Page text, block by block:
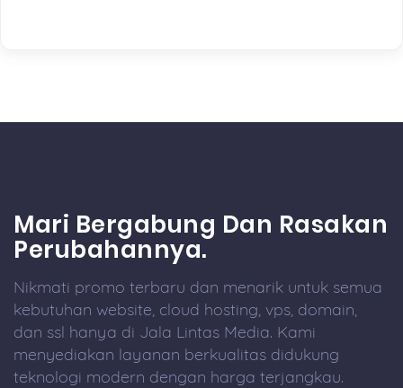
Mari Bergabung Dan Rasakan
Perubahannya.
Nikmati promo terbaru dan menarik untuk semua
kebutuhan website, cloud hosting, vps, domain,
dan ssl hanya di Jala Lintas Media. Kami
menyediakan layanan berkualitas didukung
teknologi modern dengan harga terjangkau.